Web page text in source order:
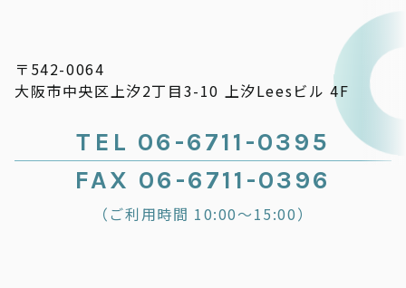
〒542-0064
大阪市中央区上汐2丁目3-10 上汐Leesビル 4F
TEL 06-6711-0395
FAX 06-6711-0396
（ご利用時間 10:00～15:00）